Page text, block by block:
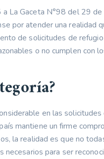
La Gaceta N°98 del 29
por atender una realidad
de solicitudes de
o no cumplen con
en las solicitudes
mantiene un firme
la realidad es que no
para ser